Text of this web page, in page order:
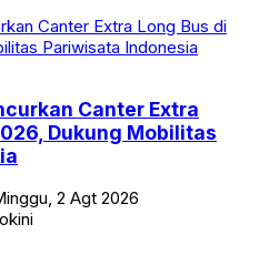
Canter Extra
Dukung Mobilitas
2 Agt 2026